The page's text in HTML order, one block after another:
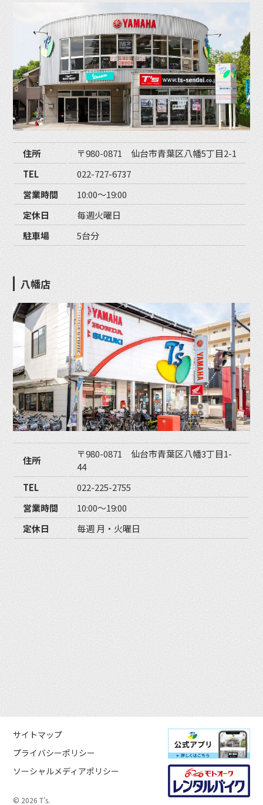
住所
〒980-0871 仙台市青葉区八幡5丁目2-1
TEL
022-727-6737
営業時間
10:00〜19:00
定休日
毎週火曜日
駐車場
5台分
八幡店
住所
〒980-0871 仙台市青葉区八幡3丁目1-
44
TEL
022-225-2755
営業時間
10:00〜19:00
定休日
毎週 月・火曜日
サイトマップ
プライバシーポリシー
ソーシャルメディアポリシー
© 2026 T’s.